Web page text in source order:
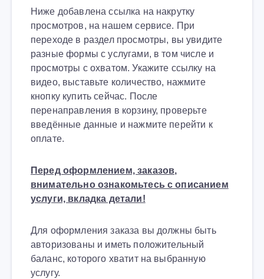
Ниже добавлена ссылка на накрутку
просмотров, на нашем сервисе. При
переходе в раздел просмотры, вы увидите
разные формы с услугами, в том числе и
просмотры с охватом. Укажите ссылку на
видео, выставьте количество, нажмите
кнопку купить сейчас. После
перенаправления в корзину, проверьте
введённые данные и нажмите перейти к
оплате.
Перед оформлением, заказов,
внимательно ознакомьтесь с описанием
услуги, вкладка детали!
Для оформления заказа вы должны быть
авторизованы и иметь положительный
баланс, которого хватит на выбранную
услугу.